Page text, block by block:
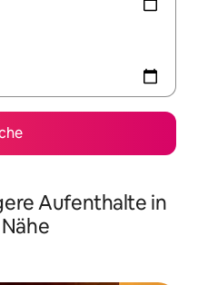
Aufenthalte in